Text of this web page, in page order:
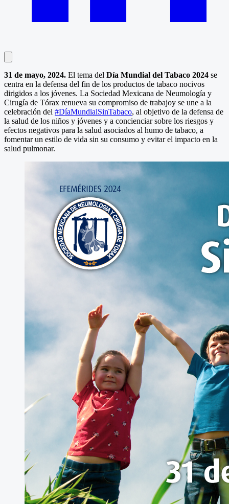
31 de mayo, 2024. El tema del Día Mundial del Tabaco 2024 se
centra en la defensa del fin de los productos de tabaco nocivos
dirigidos a los jóvenes. La Sociedad Mexicana de Neumología y
Cirugía de Tórax renueva su compromiso de trabajoy se une a la
celebración del #DíaMundialSinTabaco, al objetivo de la defensa de
la salud de los niños y jóvenes y a concienciar sobre los riesgos y
efectos negativos para la salud asociados al humo de tabaco, a
fomentar un estilo de vida sin su consumo y evitar el impacto en la
salud pulmonar.